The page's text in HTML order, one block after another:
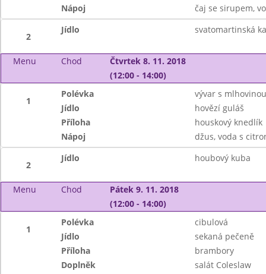
Nápoj
čaj se sirupem,
2
Jídlo svatomartinská
Menu Chod
Čtvrtek 8. 11. 2018
(12:00 - 14:00)
1
Polévka
vývar s mlhovinou
Jídlo
hovězí guláš
Příloha
houskový knedlík
Nápoj
džus, voda s
2
Jídlo houbový kuba
Menu Chod
Pátek 9. 11. 2018
(12:00 - 14:00)
1
Polévka
cibulová
Jídlo
sekaná pečeně
Příloha
brambory
Doplněk
salát Coleslaw